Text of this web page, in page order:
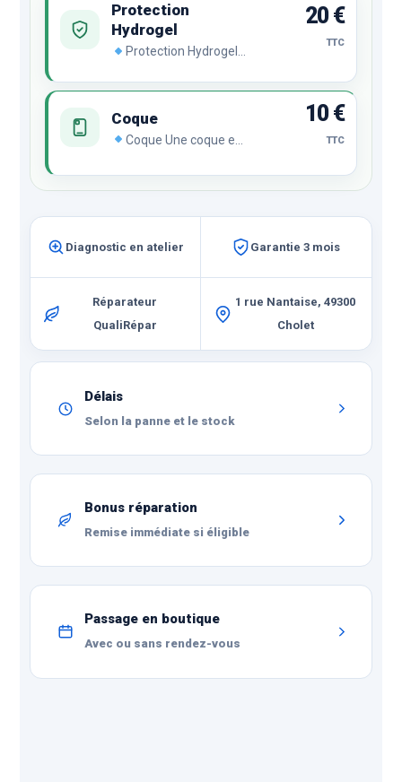
Protection
Hydrogel
Protection Hydrogel
régénère
cas de chocs ou de
rayures malgré son
incroyable finesse et sa
20 €
TTC
Coque
Coque Une coque est
protéger votre
smartphone.
Hydrogel pour une
10 €
TTC
Diagnostic en atelier Garantie 3 mois
Réparateur
QualiRépar
1 rue Nantaise, 49300
Cholet
Délais
Selon la panne et le stock
Bonus réparation
Remise immédiate si éligible
Passage en boutique
Avec ou sans rendez-vous